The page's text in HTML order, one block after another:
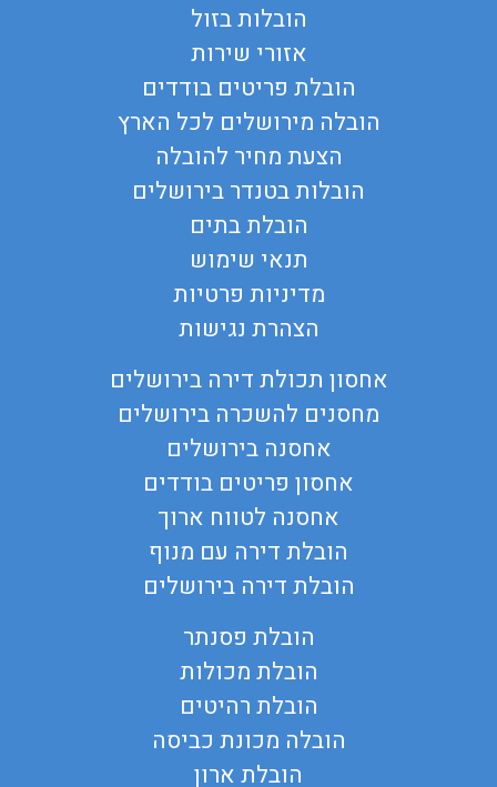
הובלות בזול
אזורי שירות
הובלת פריטים בודדים
הובלה מירושלים לכל הארץ
הצעת מחיר להובלה
הובלות בטנדר בירושלים
הובלת בתים
תנאי שימוש
מדיניות פרטיות
הצהרת נגישות
אחסון תכולת דירה בירושלים
מחסנים להשכרה בירושלים
אחסנה בירושלים
אחסון פריטים בודדים
אחסנה לטווח ארוך
הובלת דירה עם מנוף
הובלת דירה בירושלים
הובלת פסנתר
הובלת מכולות
הובלת רהיטים
הובלה מכונת כביסה
הובלת ארון